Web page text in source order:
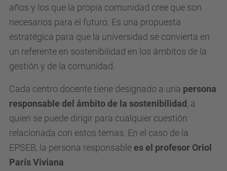
años y los que la propia comunidad cree que son
necesarios para el futuro. Es una propuesta
estratégica para que la universidad se convierta en
un referente en sostenibilidad en los ámbitos de la
gestión y de la comunidad.
Cada centro docente tiene designado a una persona
responsable del ámbito de la sostenibilidad, a
quien se puede dirigir para cualquier cuestión
relacionada con estos temas. En el caso de la
EPSEB, la persona responsable es el profesor Oriol
París Viviana